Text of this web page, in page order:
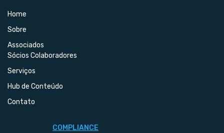
Home
Sobre
Associados
Sócios Colaboradores
Serviços
Hub de Conteúdo
Contato
COMPLIANCE